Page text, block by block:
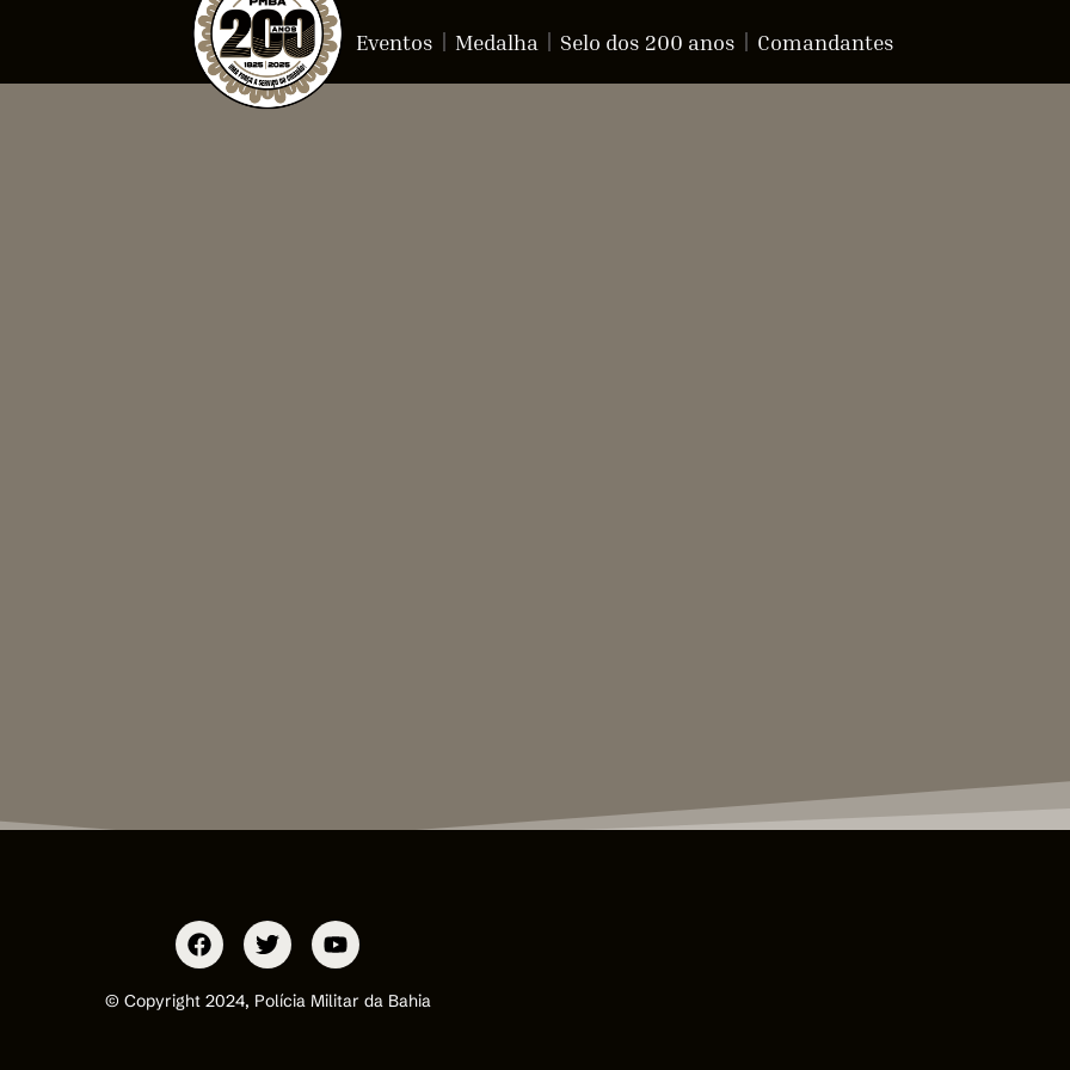
Eventos Medalha Selo dos 200 anos Comandantes
© Copyright 2024, Polícia Militar da Bahia